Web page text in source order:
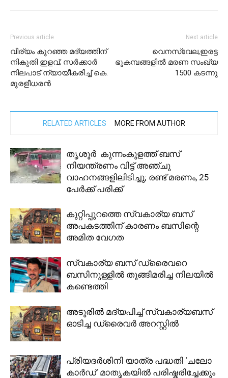
Previous article
വീര്യം കുറഞ്ഞ മദ്യത്തിന്
നികുതി ഇളവ്; സർക്കാർ
നിലപാട് ന്യായീകരിച്ച് കെ.
മുരളീധരൻ
Next article
വെനസ്വേല,ഇരട്ട
ഭൂകമ്പങ്ങളിൽ മരണ സംഖ്യ
1500 കടന്നു
RELATED ARTICLES MORE FROM AUTHOR
തൃശൂർ കുന്നംകുളത്ത് ബസ്
നിയന്ത്രണം വിട്ട് അഞ്ചു
വാഹനങ്ങളിലിടിച്ചു; രണ്ട് മരണം, 25
പേർക്ക് പരിക്ക്
കുറ്റിപ്പുറത്തെ സ്വകാര്യ ബസ്
അപകടത്തിന് കാരണം ബസിന്റെ
അമിത വേഗത
സ്വകാര്യ ബസ് ഡ്രൈവറെ
ബസിനുള്ളില്‍ തൂങ്ങിമരിച്ച നിലയില്‍
കണ്ടെത്തി
അടൂരിൽ മദ്യപിച്ച് സ്വകാര്യബസ്
ഓടിച്ച ഡ്രൈവർ അറസ്റ്റിൽ
പ്രിയദർശിനി യാത്ര പദ്ധതി ‘ചലോ
കാർഡ്’ മാതൃകയിൽ പരിഷ്കരിച്ചേക്കും